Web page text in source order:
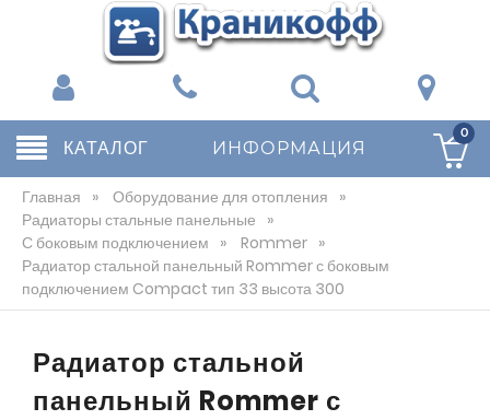
КАТАЛОГ ИНФОРМАЦИЯ
0
Главная » Оборудование для отопления »
Радиаторы стальные панельные »
С боковым подключением » Rommer »
Радиатор стальной панельный Rommer с боковым
подключением Compact тип 33 высота 300
Радиатор стальной
панельный Rommer с